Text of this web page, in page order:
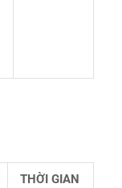
THỜI GIAN